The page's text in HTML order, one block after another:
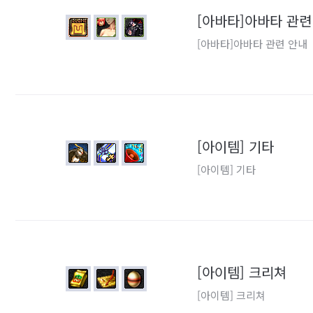
[아바타]아바타 관
[아바타]아바타 관련 안내
[아이템] 기타
[아이템] 기타
[아이템] 크리쳐
[아이템] 크리쳐